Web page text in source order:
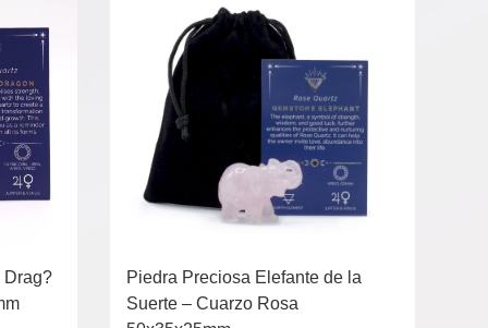
Drag?
Piedra Preciosa Elefante de la
Suerte – Cuarzo Rosa